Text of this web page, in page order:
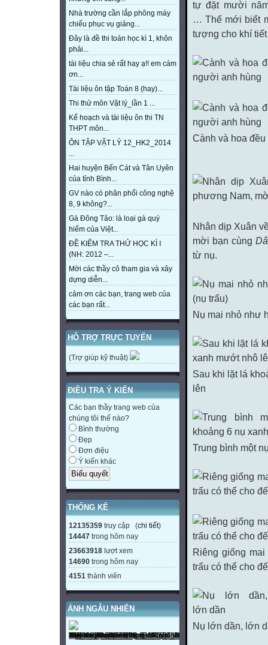
Nhà trường cần lắp phông máy
chiếu phục vụ giảng...
Đây là đề thi toán học kì 1, khôn
phải...
tài liệu chia sẻ rất hay ạ!! em cám
ơn...
Tài liệu ôn tập Toán 8 (hay)...
Thi thử môn Vật lý_lần 1 ...
Kế hoạch và tài liệu ôn thi TN
THPT môn...
ÔN TẬP VẬT LÝ 12_HK2_2014
...
Hai huyện Bến Cát và Tân Uyên
của tỉnh Bình...
GV nào có phân phối công nghệ
8, 9 không?...
Gà Đông Tảo: là loại gà quý
hiếm của Việt...
ĐỀ KIỂM TRA THỬ HỌC KÌ I
(NH: 2012 –...
Mời các thầy cô tham gia và xây
dựng diễn...
cảm ơn các bạn, trang web của
các bạn rất...
HỖ TRỢ TRỰC TUYẾN
(Trợ giúp kỹ thuật)
ĐIỀU TRA Ý KIẾN
Các bạn thầy trang web của
chúng tôi thế nào?
Bình thường
Đẹp
Đơn điệu
Ý kiến khác
THỐNG KÊ
12135359 truy cập (chi tiết)
14447 trong hôm nay
23663918 lượt xem
14690 trong hôm nay
4151 thành viên
ẢNH NGẪU NHIÊN
tự đặt mười
… Thế mới biết
tượng cho khí
Cành và hoa
Nhân dịp Xuân
mời bạn cùng
từ nụ.
Nụ mai nhỏ như
Sau khi lặt lá
lên
Trung bình một
Riêng giống
trấu có thể cho
Nụ lớn dần, lớn